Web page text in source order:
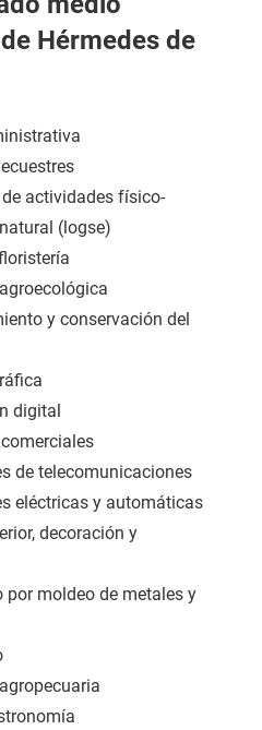
Hérmedes de
actividades físico-
(logse)
y conservación del
digital
de telecomunicaciones
eléctricas y automáticas
decoración y
moldeo de metales y